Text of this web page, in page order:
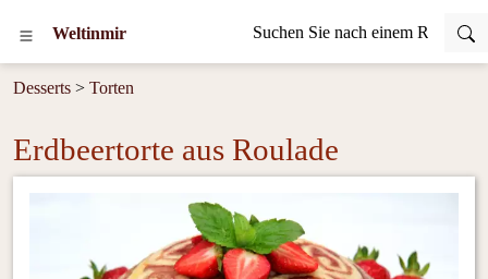
Weltinmir
Desserts > Torten
Erdbeertorte aus Roulade